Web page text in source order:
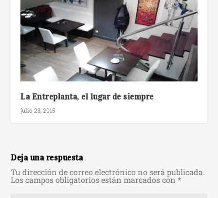
La Entreplanta, el lugar de siempre
julio 23, 2015
Deja una respuesta
Tu dirección de correo electrónico no será publicada.
Los campos obligatorios están marcados con*